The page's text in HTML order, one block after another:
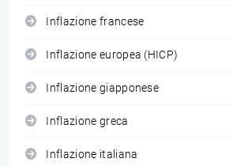
Inflazione francese
Inflazione europea (HICP)
Inflazione giapponese
Inflazione greca
Inflazione italiana